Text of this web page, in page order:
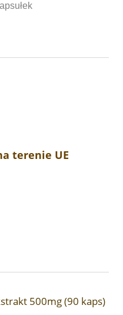
terenie UE
500mg (90 kaps)